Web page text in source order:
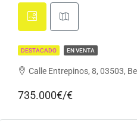
DESTACADO EN VENTA
Calle Entrepinos, 8, 03503,
735.000€/€